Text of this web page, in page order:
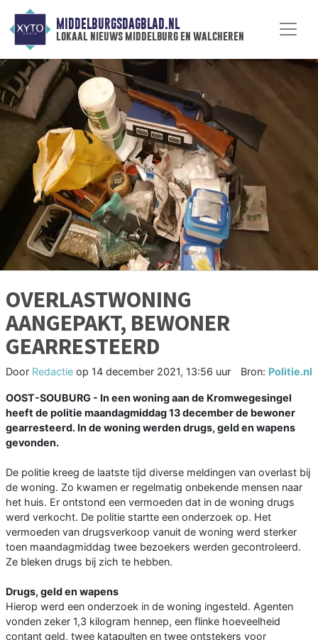
MIDDELBURGSDAGBLAD.NL
lokaal nieuws middelburg en walcheren
OVERLASTWONING
AANGEPAKT, BEWONER
GEARRESTEERD
Door Redactie op 14 december 2021, 13:56 uur Bron: Politie.nl
OOST-SOUBURG - In een woning aan de Kromwegesingel
heeft de politie maandagmiddag 13 december de bewoner
gearresteerd. In de woning werden drugs, geld en wapens
gevonden.
De politie kreeg de laatste tijd diverse meldingen van overlast bij
de woning. Zo kwamen er regelmatig onbekende mensen naar
het huis. Er ontstond een vermoeden dat in de woning drugs
werd verkocht. De politie startte een onderzoek op. Het
vermoeden van drugsverkoop vanuit de woning werd sterker
toen maandagmiddag twee bezoekers werden gecontroleerd.
Ze bleken drugs bij zich te hebben.
Drugs, geld en wapens
Hierop werd een onderzoek in de woning ingesteld. Agenten
vonden zeker 1,3 kilogram hennep, een flinke hoeveelheid
contant geld, twee katapulten en twee ontstekers voor